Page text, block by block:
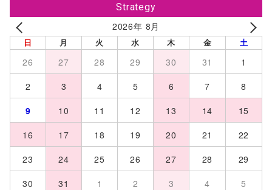
Strategy
2026年 8月
日 月 火 水 木 金 土
26 27 28 29 30 31
1
2
3 4 5 6 7
8
9
10 11 12 13 14
15
16
17 18 19 20 21
22
23
24 25 26 27 28
29
30
31 1 2 3 4 5